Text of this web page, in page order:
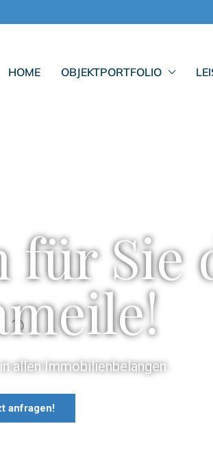
HOME OBJEKTPORTFOLIO
für Sie
allen Immobilien­belangen
anfragen!